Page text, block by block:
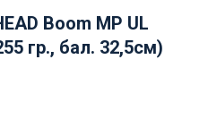
Boom MP UL
гр., бал. 32,5см)